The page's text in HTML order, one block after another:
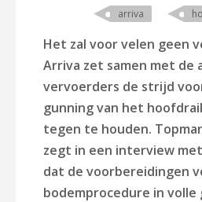
arriva
Het zal voor velen geen
Arriva zet samen met de
vervoerders de strijd
gunning van het
tegen te houden.
zegt in een interview
dat de voorbereidingen
bodemprocedure in volle